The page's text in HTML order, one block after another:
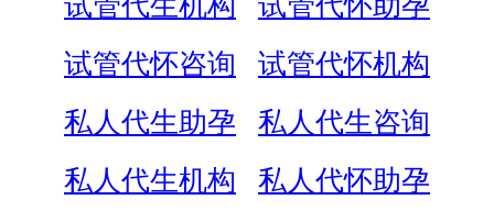
试管代怀咨询
试管代怀机构
私人代生助孕
私人代生咨询
私人代生机构
私人代怀助孕